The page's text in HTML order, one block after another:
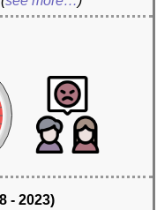
- 2023)